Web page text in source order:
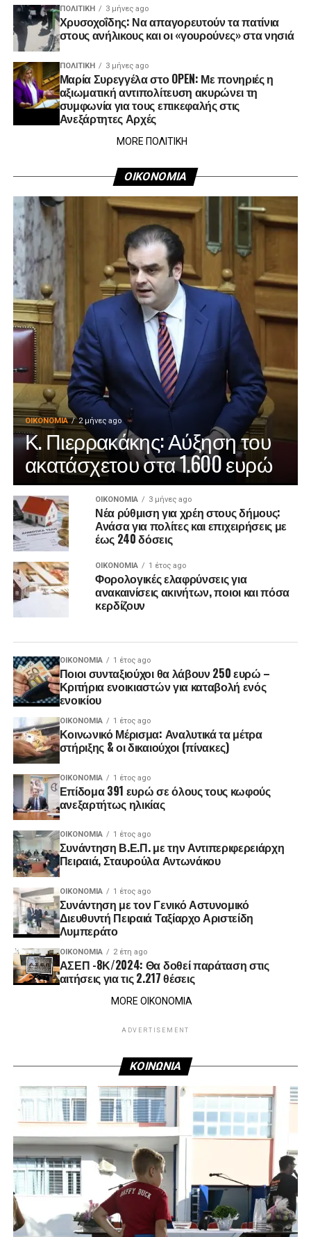
ΠΟΛΙΤΙΚΉ 3 μήνες ago
Χρυσοχοΐδης: Να απαγορευτούν τα πατίνια
στους ανήλικους και οι «γουρούνες» στα νησιά
ΠΟΛΙΤΙΚΉ 3 μήνες ago
Μαρία Συρεγγέλα στο OPEN: Με πονηριές η
αξιωματική αντιπολίτευση ακυρώνει τη
συμφωνία για τους επικεφαλής στις
Ανεξάρτητες Αρχές
MORE ΠΟΛΙΤΙΚΗ
ΟΙΚΟΝΟΜΙΑ
ΟΙΚΟΝΟΜΊΑ 2 μήνες ago
Κ. Πιερρακάκης: Αύξηση του
ακατάσχετου στα 1.600 ευρώ
ΟΙΚΟΝΟΜΊΑ 3 μήνες ago
Νέα ρύθμιση για χρέη στους δήμους:
Ανάσα για πολίτες και επιχειρήσεις με
έως 240 δόσεις
ΟΙΚΟΝΟΜΊΑ 1 έτος ago
Φορολογικές ελαφρύνσεις για
ανακαινίσεις ακινήτων, ποιοι και πόσα
κερδίζουν
ΟΙΚΟΝΟΜΊΑ 1 έτος ago
Ποιοι συνταξιούχοι θα λάβουν 250 ευρώ –
Κριτήρια ενοικιαστών για καταβολή ενός
ενοικίου
ΟΙΚΟΝΟΜΊΑ 1 έτος ago
Κοινωνικό Μέρισμα: Αναλυτικά τα μέτρα
στήριξης & οι δικαιούχοι (πίνακες)
ΟΙΚΟΝΟΜΊΑ 1 έτος ago
Επίδομα 391 ευρώ σε όλους τους κωφούς
ανεξαρτήτως ηλικίας
ΟΙΚΟΝΟΜΊΑ 1 έτος ago
Συνάντηση Β.Ε.Π. με την Αντιπεριφερειάρχη
Πειραιά, Σταυρούλα Αντωνάκου
ΟΙΚΟΝΟΜΊΑ 1 έτος ago
Συνάντηση με τον Γενικό Αστυνομικό
Διευθυντή Πειραιά Ταξίαρχο Αριστείδη
Λυμπεράτο
ΟΙΚΟΝΟΜΊΑ 2 έτη ago
ΑΣΕΠ -8Κ/2024: Θα δοθεί παράταση στις
αιτήσεις για τις 2.217 θέσεις
MORE ΟΙΚΟΝΟΜΙΑ
ADVERTISEMENT
ΚΟΙΝΩΝΙΑ